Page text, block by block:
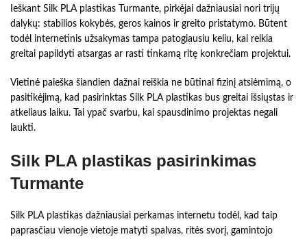
Ieškant Silk PLA plastikas Turmante, pirkėjai dažniausiai nori trijų
dalykų: stabilios kokybės, geros kainos ir greito pristatymo. Būtent
todėl internetinis užsakymas tampa patogiausiu keliu, kai reikia
greitai papildyti atsargas ar rasti tinkamą ritę konkrečiam projektui.
Vietinė paieška šiandien dažnai reiškia ne būtinai fizinį atsiėmimą, o
pasitikėjimą, kad pasirinktas Silk PLA plastikas bus greitai išsiųstas ir
atkeliaus laiku. Tai ypač svarbu, kai spausdinimo projektas negali
laukti.
Silk PLA plastikas pasirinkimas
Turmante
Silk PLA plastikas dažniausiai perkamas internetu todėl, kad taip
paprasčiau vienoje vietoje matyti spalvas, ritės svorį, gamintojo